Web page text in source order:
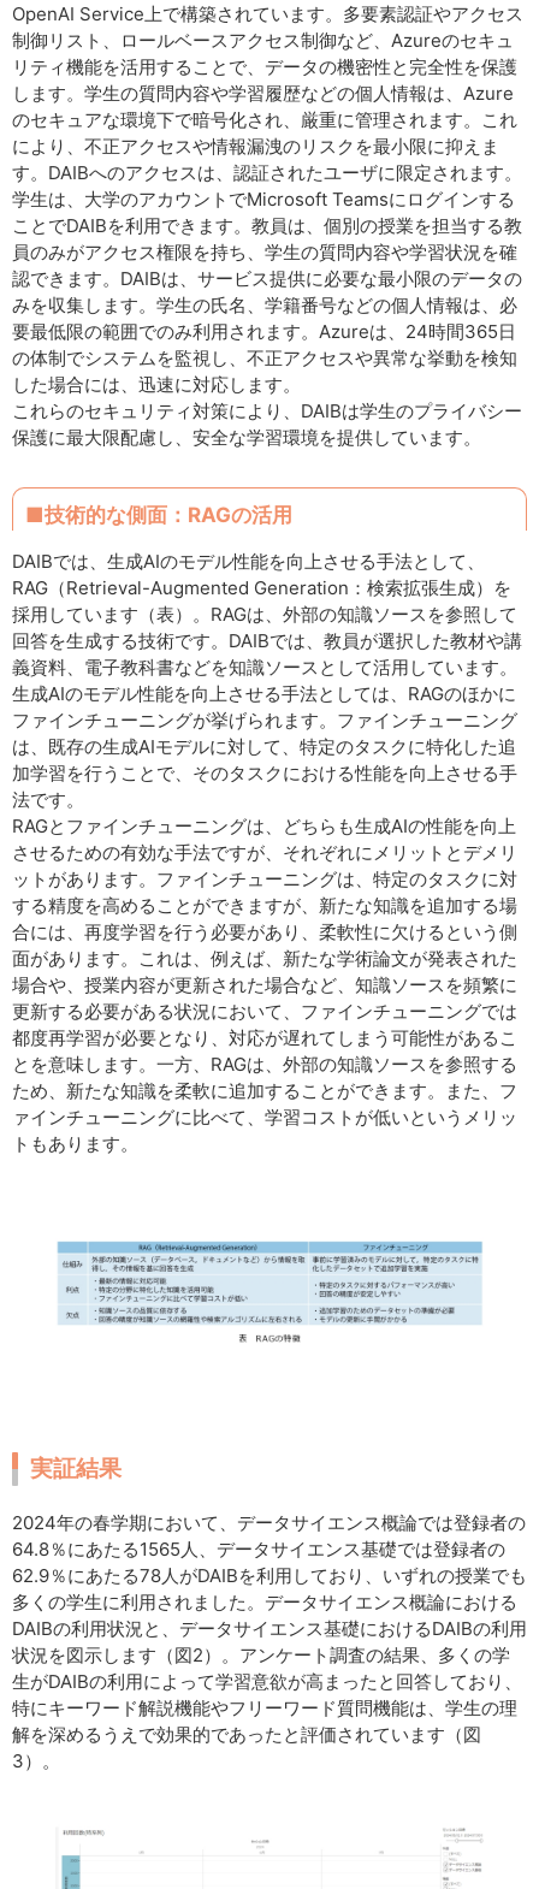
OpenAI Service上で構築されています。多要素認証やアクセス
制御リスト、ロールベースアクセス制御など、Azureのセキュ
リティ機能を活用することで、データの機密性と完全性を保護
します。学生の質問内容や学習履歴などの個人情報は、Azure
のセキュアな環境下で暗号化され、厳重に管理されます。これ
により、不正アクセスや情報漏洩のリスクを最小限に抑えま
す。DAIBへのアクセスは、認証されたユーザに限定されます。
学生は、大学のアカウントでMicrosoft Teamsにログインする
ことでDAIBを利用できます。教員は、個別の授業を担当する教
員のみがアクセス権限を持ち、学生の質問内容や学習状況を確
認できます。DAIBは、サービス提供に必要な最小限のデータの
みを収集します。学生の氏名、学籍番号などの個人情報は、必
要最低限の範囲でのみ利用されます。Azureは、24時間365日
の体制でシステムを監視し、不正アクセスや異常な挙動を検知
した場合には、迅速に対応します。
これらのセキュリティ対策により、DAIBは学生のプライバシー
保護に最大限配慮し、安全な学習環境を提供しています。
■技術的な側面：RAGの活用
DAIBでは、生成AIのモデル性能を向上させる手法として、
RAG（Retrieval-Augmented Generation：検索拡張生成）を
採用しています（表）。RAGは、外部の知識ソースを参照して
回答を生成する技術です。DAIBでは、教員が選択した教材や講
義資料、電子教科書などを知識ソースとして活用しています。
生成AIのモデル性能を向上させる手法としては、RAGのほかに
ファインチューニングが挙げられます。ファインチューニング
は、既存の生成AIモデルに対して、特定のタスクに特化した追
加学習を行うことで、そのタスクにおける性能を向上させる手
法です。
RAGとファインチューニングは、どちらも生成AIの性能を向上
させるための有効な手法ですが、それぞれにメリットとデメリ
ットがあります。ファインチューニングは、特定のタスクに対
する精度を高めることができますが、新たな知識を追加する場
合には、再度学習を行う必要があり、柔軟性に欠けるという側
面があります。これは、例えば、新たな学術論文が発表された
場合や、授業内容が更新された場合など、知識ソースを頻繁に
更新する必要がある状況において、ファインチューニングでは
都度再学習が必要となり、対応が遅れてしまう可能性があるこ
とを意味します。一方、RAGは、外部の知識ソースを参照する
ため、新たな知識を柔軟に追加することができます。また、フ
ァインチューニングに比べて、学習コストが低いというメリッ
トもあります。
実証結果
2024年の春学期において、データサイエンス概論では登録者の
64.8％にあたる1565人、データサイエンス基礎では登録者の
62.9％にあたる78人がDAIBを利用しており、いずれの授業でも
多くの学生に利用されました。データサイエンス概論における
DAIBの利用状況と、データサイエンス基礎におけるDAIBの利用
状況を図示します（図2）。アンケート調査の結果、多くの学
生がDAIBの利用によって学習意欲が高まったと回答しており、
特にキーワード解説機能やフリーワード質問機能は、学生の理
解を深めるうえで効果的であったと評価されています（図
3）。